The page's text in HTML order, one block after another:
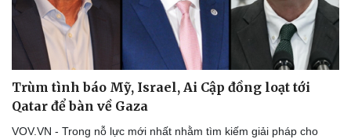
Trùm tình báo Mỹ, Israel, Ai Cập đồng loạt tới
Qatar để bàn về Gaza
VOV.VN - Trong nỗ lực mới nhất nhằm tìm kiếm giải pháp cho